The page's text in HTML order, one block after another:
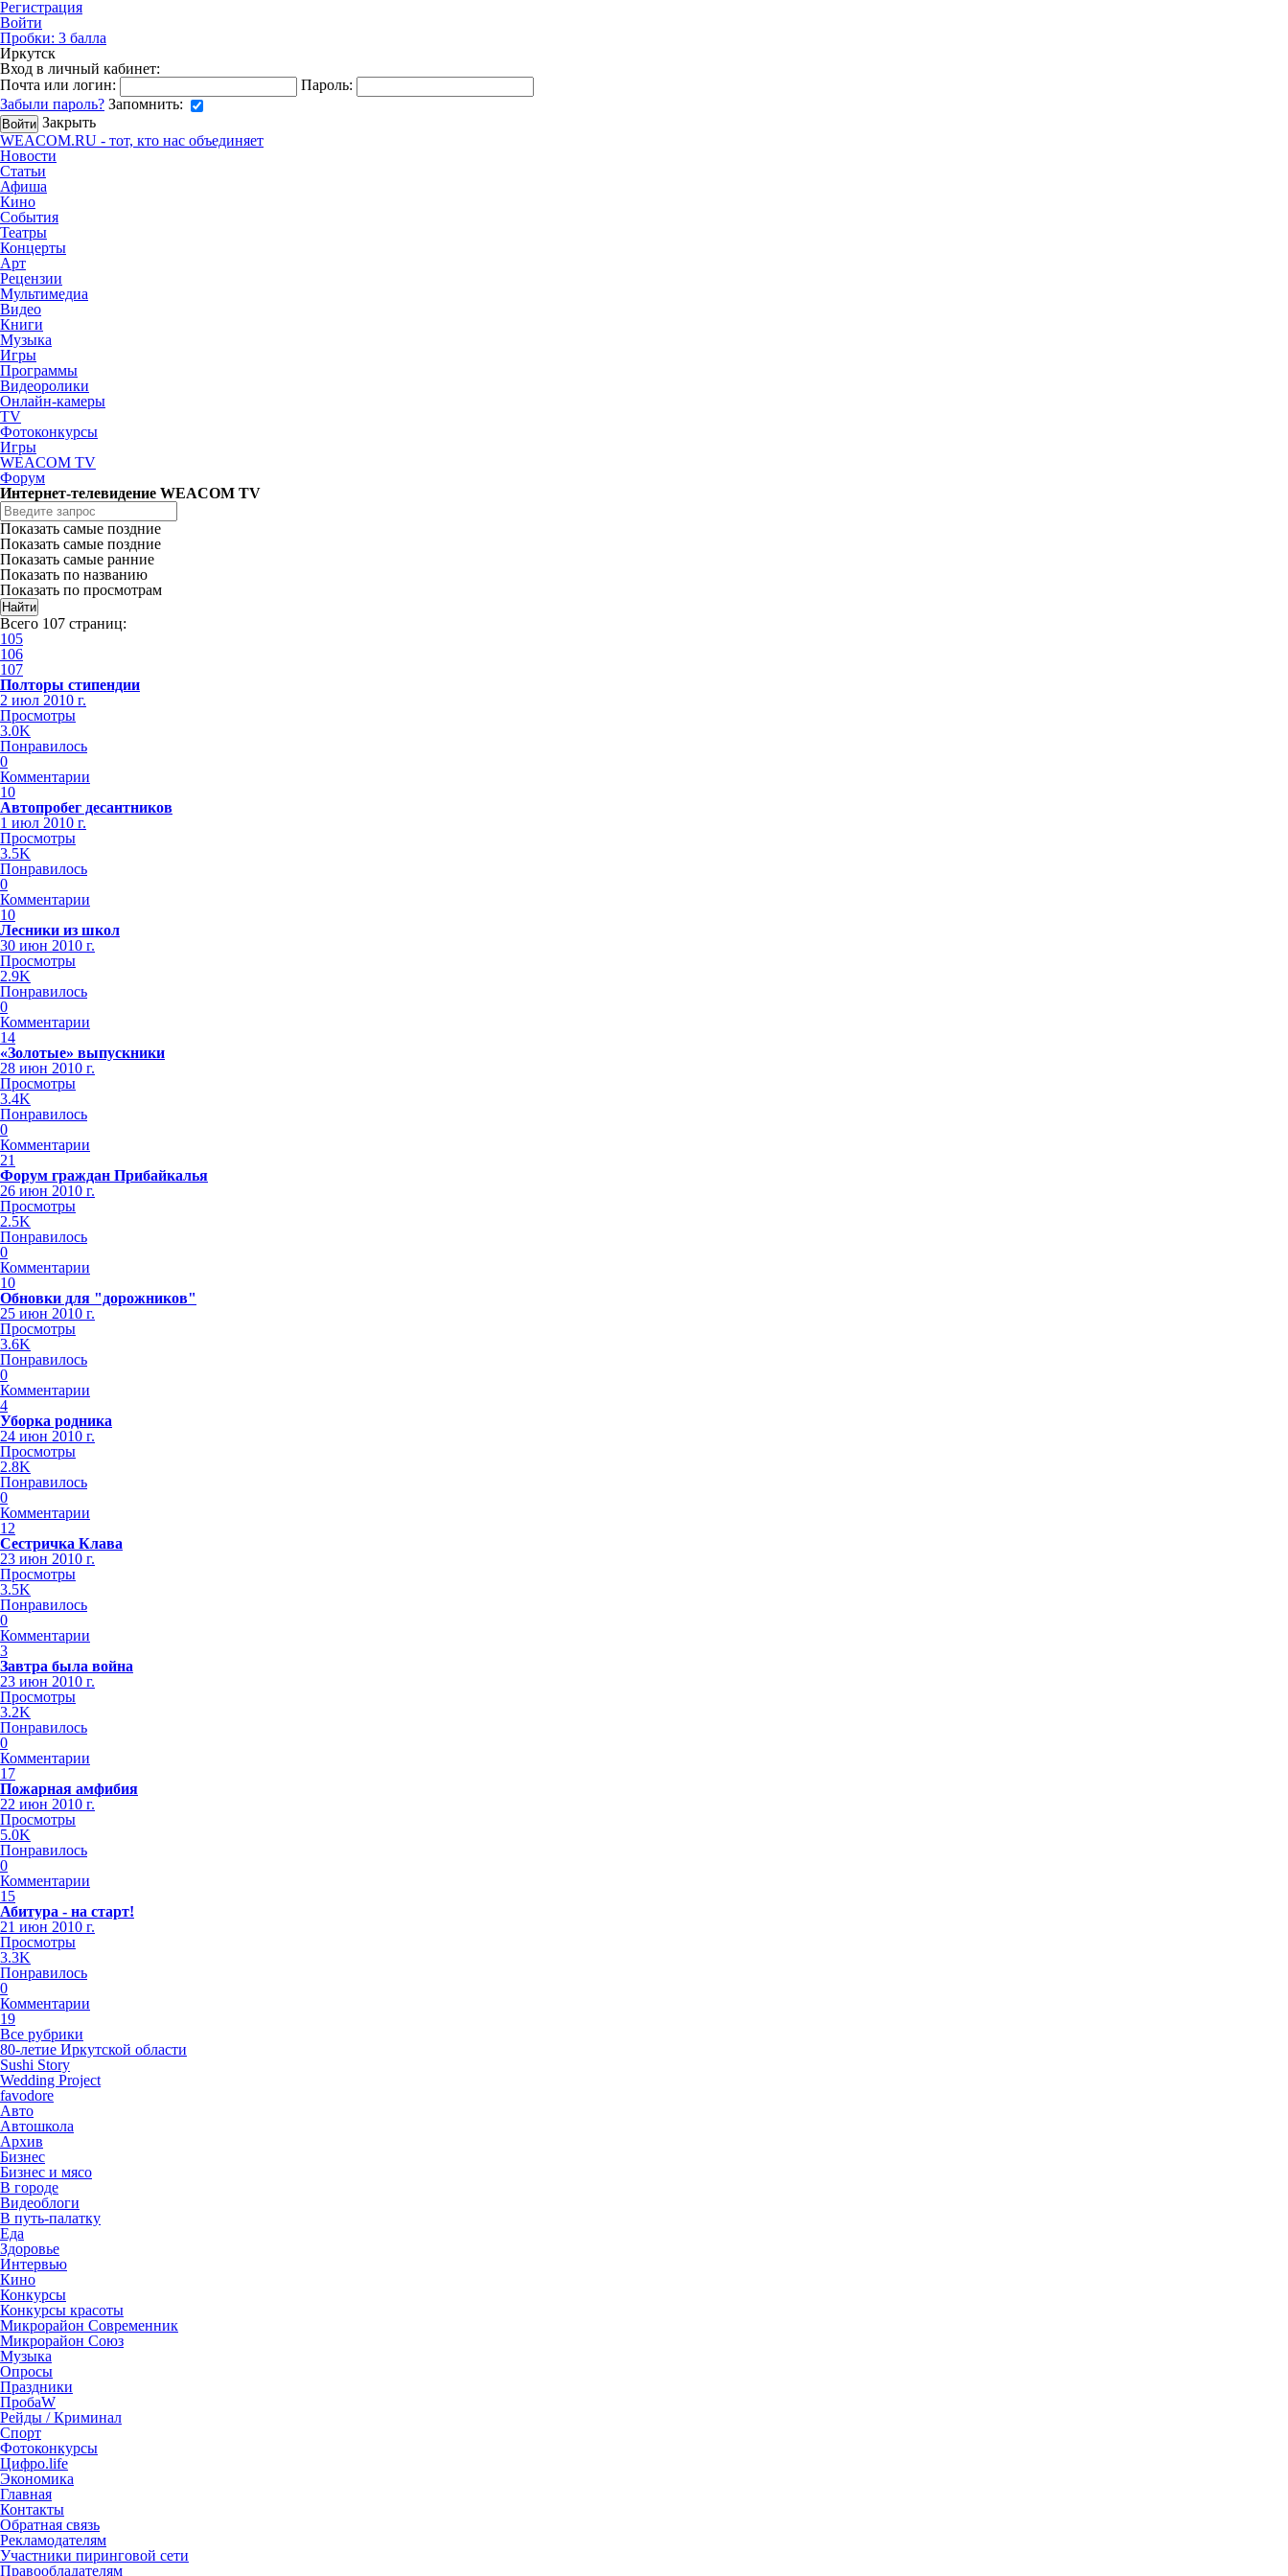
Регистрация
Войти
Пробки: 3 балла
Иркутск
Вход в личный кабинет:
Почта или логин:
Пароль:
Забыли пароль? Запомнить:
Закрыть
WEACOM.RU - тот, кто нас объединяет
Новости
Статьи
Афиша
Кино
События
Театры
Концерты
Арт
Рецензии
Мультимедиа
Видео
Книги
Музыка
Игры
Программы
Видеоролики
Онлайн-камеры
TV
Фотоконкурсы
Игры
WEACOM TV
Форум
Интернет-телевидение WEACOM TV
Показать самые поздние
Показать самые поздние
Показать самые ранние
Показать по названию
Показать по просмотрам
Всего 107 страниц:
105
106
107
Полторы стипендии
2 июл 2010 г.
Просмотры
3.0K
Понравилось
0
Комментарии
10
Автопробег десантников
1 июл 2010 г.
Просмотры
3.5K
Понравилось
0
Комментарии
10
Лесники из школ
30 июн 2010 г.
Просмотры
2.9K
Понравилось
0
Комментарии
14
«Золотые» выпускники
28 июн 2010 г.
Просмотры
3.4K
Понравилось
0
Комментарии
21
Форум граждан Прибайкалья
26 июн 2010 г.
Просмотры
2.5K
Понравилось
0
Комментарии
10
Обновки для "дорожников"
25 июн 2010 г.
Просмотры
3.6K
Понравилось
0
Комментарии
4
Уборка родника
24 июн 2010 г.
Просмотры
2.8K
Понравилось
0
Комментарии
12
Сестричка Клава
23 июн 2010 г.
Просмотры
3.5K
Понравилось
0
Комментарии
3
Завтра была война
23 июн 2010 г.
Просмотры
3.2K
Понравилось
0
Комментарии
17
Пожарная амфибия
22 июн 2010 г.
Просмотры
5.0K
Понравилось
0
Комментарии
15
Абитура - на старт!
21 июн 2010 г.
Просмотры
3.3K
Понравилось
0
Комментарии
19
Все рубрики
80-летие Иркутской области
Sushi Story
Wedding Project
favodore
Авто
Автошкола
Архив
Бизнес
Бизнес и мясо
В городе
Видеоблоги
В путь-палатку
Еда
Здоровье
Интервью
Кино
Конкурсы
Конкурсы красоты
Микрорайон Современник
Микрорайон Союз
Музыка
Опросы
Праздники
ПробаW
Рейды / Криминал
Спорт
Фотоконкурсы
Цифро.life
Экономика
Главная
Контакты
Обратная связь
Рекламодателям
Участники пиринговой сети
Правообладателям